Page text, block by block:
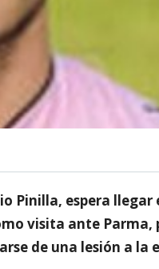
Pinilla, espera llegar
visita ante Parma,
de una lesión a la